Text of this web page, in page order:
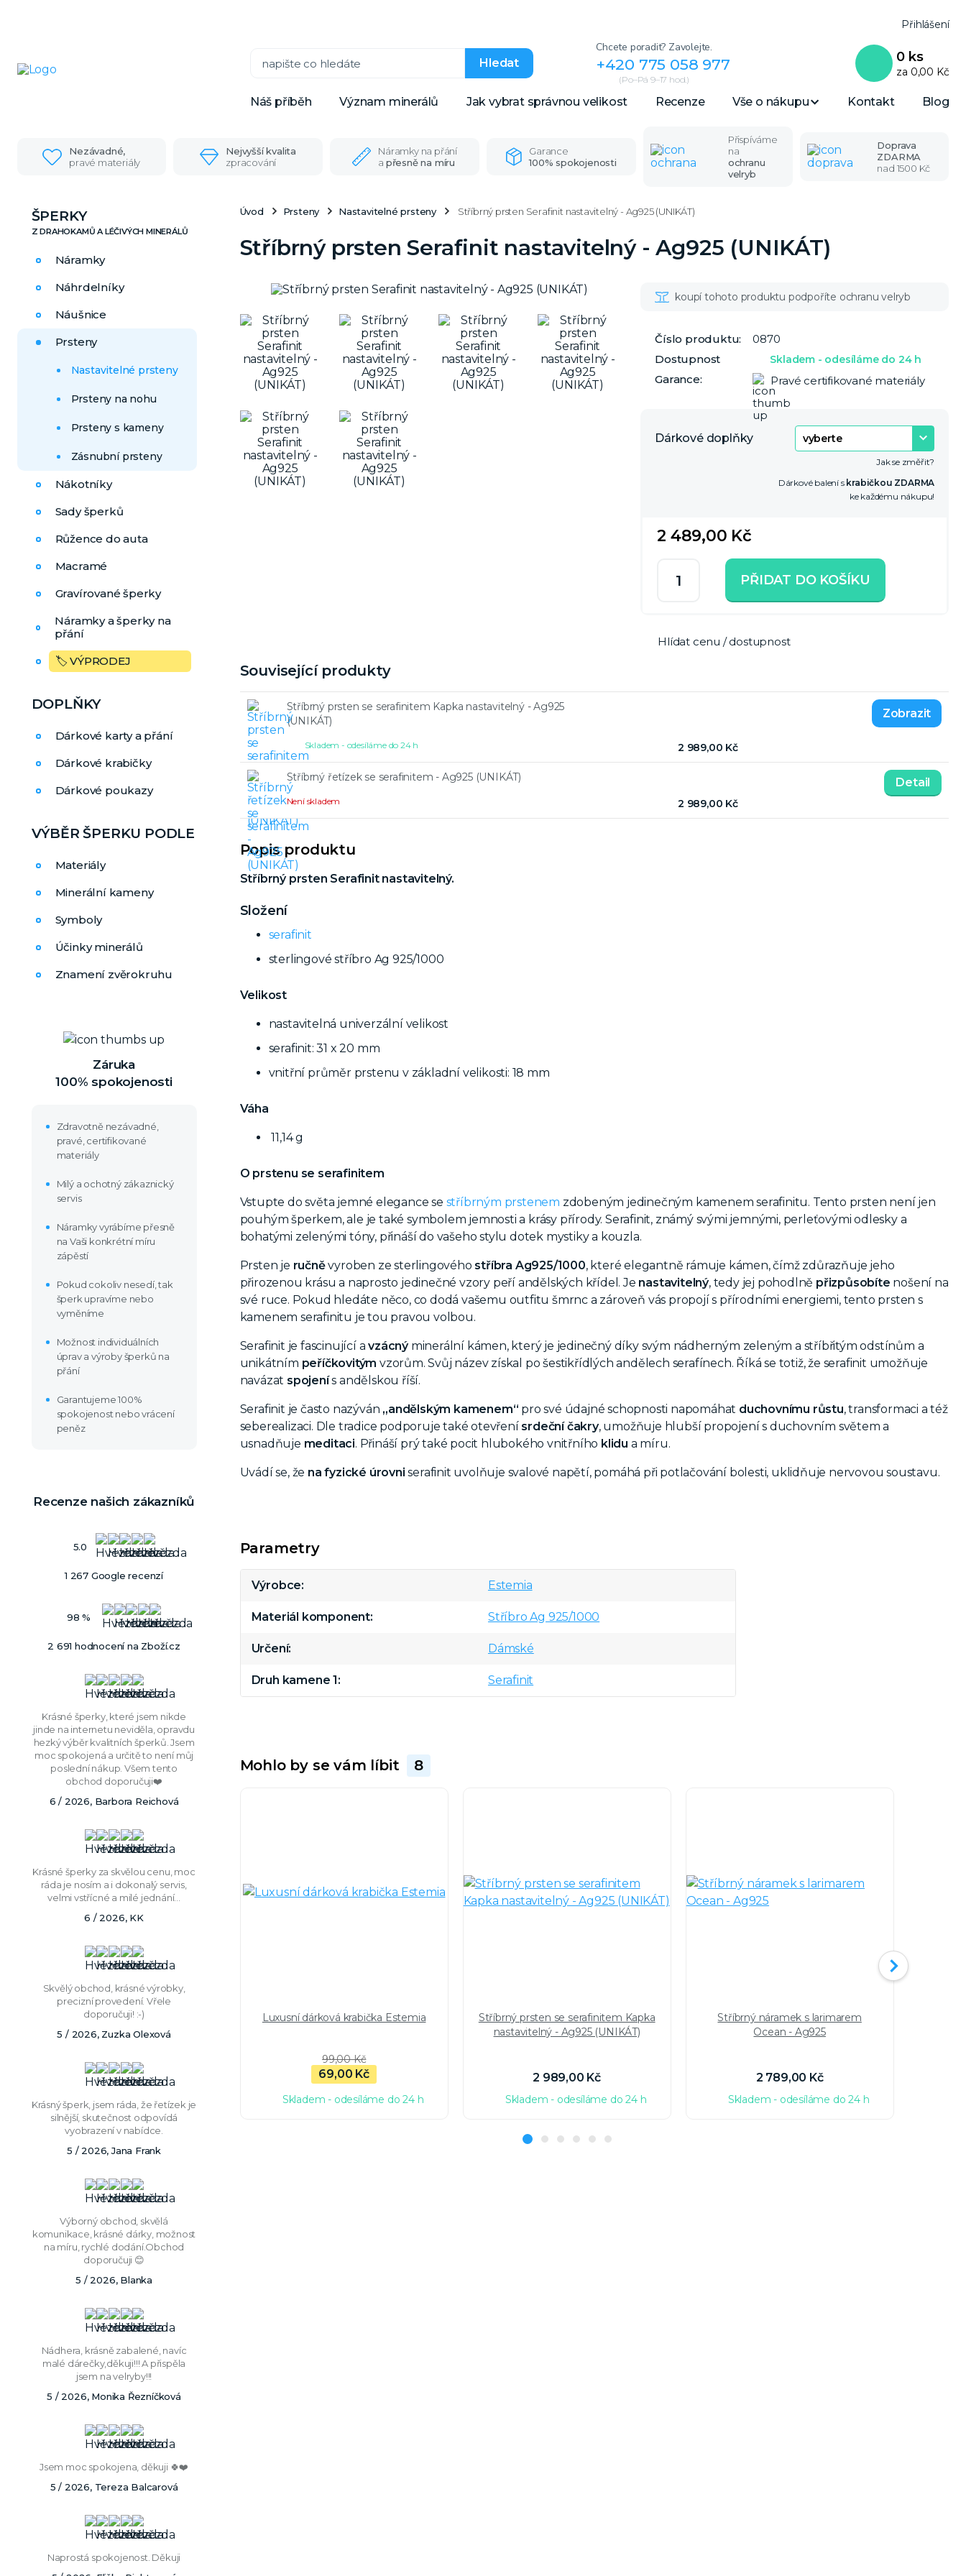
Náš příběh Význam minerálů Jak vybrat správnou velikost Recenze Vše o nákupu Kontakt Blog
Přihlášení
Hledat
Chcete poradit? Zavolejte.
+420 775 058 977
(Po–Pá 9–17 hod.)
0 ks
za 0,00 Kč
Nezávadné,
pravé materiály
Nejvyšší kvalita
zpracování
Náramky na přání
a přesně na míru
Garance
100% spokojenosti
Přispíváme
na
ochranu
velryb
Doprava
ZDARMA
nad 1500 Kč
ŠPERKY
Náramky
Náhrdelníky
Náušnice
Prsteny
Nastavitelné prsteny
Prsteny na nohu
Prsteny s kameny
Zásnubní prsteny
Nákotníky
Sady šperků
Růžence do auta
Macramé
Gravírované šperky
Náramky a šperky na
přání
🏷️ VÝPRODEJ
DOPLŇKY
Dárkové karty a přání
Dárkové krabičky
Dárkové poukazy
VÝBĚR ŠPERKU PODLE
Materiály
Minerální kameny
Symboly
Účinky minerálů
Znamení zvěrokruhu
Záruka
100% spokojenosti
Zdravotně nezávadné,
pravé, certifikované
materiály
Milý a ochotný zákaznický
servis
Náramky vyrábíme přesně
na Vaši konkrétní míru
zápěstí
Pokud cokoliv nesedí, tak
šperk upravíme nebo
vyměníme
Možnost individuálních
úprav a výroby šperků na
přání
Garantujeme 100%
spokojenost nebo vrácení
peněz
Recenze našich zákazníků
5.0
1 267 Google recenzí
98 %
2 691 hodnocení na Zboží.cz
Krásné šperky, které jsem nikde
jinde na internetu neviděla, opravdu
hezký výběr kvalitních šperků. Jsem
moc spokojená a určitě to není můj
poslední nákup. Všem tento
obchod doporučuji❤️
6 / 2026, Barbora Reichová
Krásné šperky za skvělou cenu, moc
ráda je nosím a i dokonalý servis,
velmi vstřícné a milé jednání...
6 / 2026, KK
Skvělý obchod, krásné výrobky,
precizní provedení. Vřele
doporučuji! :-)
5 / 2026, Zuzka Olexová
Krásný šperk, jsem ráda, že řetízek je
silnější, skutečnost odpovídá
vyobrazení v nabídce.
5 / 2026, Jana Frank
Výborný obchod, skvělá
komunikace, krásné dárky, možnost
na míru, rychlé dodání.Obchod
doporučuji 😊
5 / 2026, Blanka
Nádhera, krásně zabalené, navíc
malé dárečky,děkuji!!! A přispěla
jsem na velryby!!!
5 / 2026, Monika Řezníčková
Jsem moc spokojena, děkuji 🍀❤️
5 / 2026, Tereza Balcarová
Naprostá spokojenost. Děkuji
Úvod Prsteny Nastavitelné prsteny Stříbrný prsten Serafinit nastavitelný - Ag925 (UNIKÁT)
Stříbrný prsten Serafinit nastavitelný - Ag925 (UNIKÁT)
Číslo produktu:
0870
Dostupnost
Skladem - odesíláme do 24 h
Garance: Pravé certifikované materiály
Dárkové doplňky
Jak se změřit?
Dárkové balení s krabičkou ZDARMA
ke každému nákupu!
2 489,00 Kč
PŘIDAT DO KOŠÍKU
Hlídat cenu / dostupnost
Související produkty
Stříbrný prsten se serafinitem Kapka nastavitelný - Ag925
(UNIKÁT)
2 989,00 Kč
Skladem - odesíláme do 24 h
Stříbrný řetízek se serafinitem - Ag925 (UNIKÁT)
2 989,00 Kč
Není skladem
Detail
Popis produktu
Stříbrný prsten Serafinit nastavitelný.
Složení
serafinit
sterlingové stříbro Ag 925/1000
Velikost
nastavitelná univerzální velikost
serafinit: 31 x 20 mm
vnitřní průměr prstenu v základní velikosti: 18 mm
Váha
11,14 g
O prstenu se serafinitem
Vstupte do světa jemné elegance se stříbrným prstenem zdobeným jedinečným kamenem serafinitu. Tento prsten není jen
pouhým šperkem, ale je také symbolem jemnosti a krásy přírody. Serafinit, známý svými jemnými, perleťovými odlesky a
bohatými zelenými tóny, přináší do vašeho stylu dotek mystiky a kouzla.
Prsten je ručněvyroben ze sterlingového stříbra Ag925/1000, které elegantně rámuje kámen, čímž zdůrazňuje jeho
přirozenou krásu a naprosto jedinečné vzory peří andělských křídel. Je nastavitelný, tedy jej pohodlně přizpůsobíte nošení na
své ruce. Pokud hledáte něco, co dodá vašemu outfitu šmrnc a zároveň vás propojí s přírodními energiemi, tento prsten s
kamenem serafinitu je tou pravou volbou.
Serafinit je fascinující avzácnýminerální kámen, který je jedinečný díky svým nádherným zeleným a stříbřitým odstínům a
unikátním peříčkovitým vzorům. Svůj název získal po šestikřídlých andělech serafínech. Říká se totiž, že serafinit umožňuje
navázat spojenís andělskou říší.
Serafinit je často nazýván „andělským kamenem“ pro své údajné schopnosti napomáhat duchovnímu růstu, transformaci a též
seberealizaci. Dle tradice podporuje také otevření srdeční čakry, umožňuje hlubší propojení s duchovním světem a
usnadňuje meditaci. Přináší prý také pocit hlubokého vnitřního klidu a míru.
Uvádí se, že na fyzické úrovni serafinit uvolňuje svalové napětí, pomáhá při potlačování bolesti, uklidňuje nervovou soustavu.
Parametry
Výrobce Estemia
Materiál komponent Stříbro Ag 925/1000
Určení Dámské
Druh kamene 1 Serafinit
Mohlo by se vám líbit 8
Luxusní dárková krabička Estemia
99,00 Kč
69,00 Kč
Skladem - odesíláme do 24 h
Stříbrný prsten se serafinitem Kapka
nastavitelný - Ag925 (UNIKÁT)
2 989,00 Kč
Skladem - odesíláme do 24 h
Stříbrný náramek s larimarem
Ocean - Ag925
2 789,00 Kč
Skladem - odesíláme do 24 h